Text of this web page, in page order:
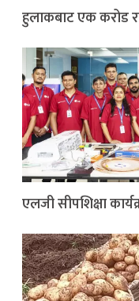
हुलाकबाट एक करोड
एलजी सीपशिक्षा